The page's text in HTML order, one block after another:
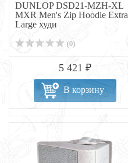
DUNLOP DSD21-MZH-XL
MXR Men's Zip Hoodie Extra
Large худи
(0)
5 421 ₽
В корзину